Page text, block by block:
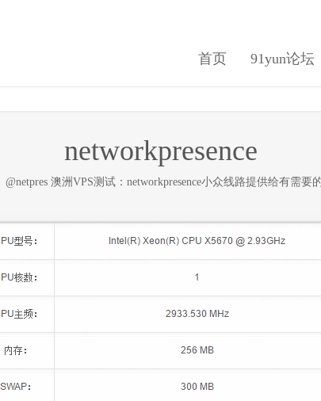
首页 91yun论坛
networkpresence
@netpres 澳洲VPS测试：networkpresence小众线路提供给有需要